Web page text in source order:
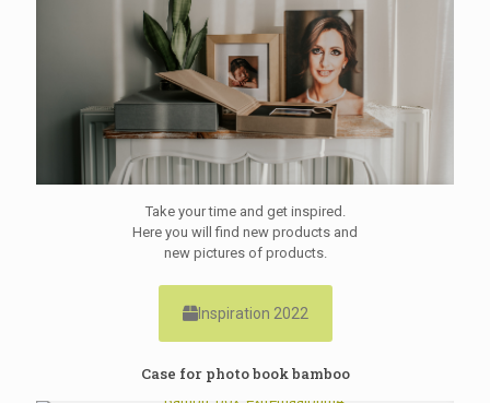
Take your time and get inspired.
Here you will find new products and
new pictures of products.
Inspiration 2022
Case for photo book bamboo